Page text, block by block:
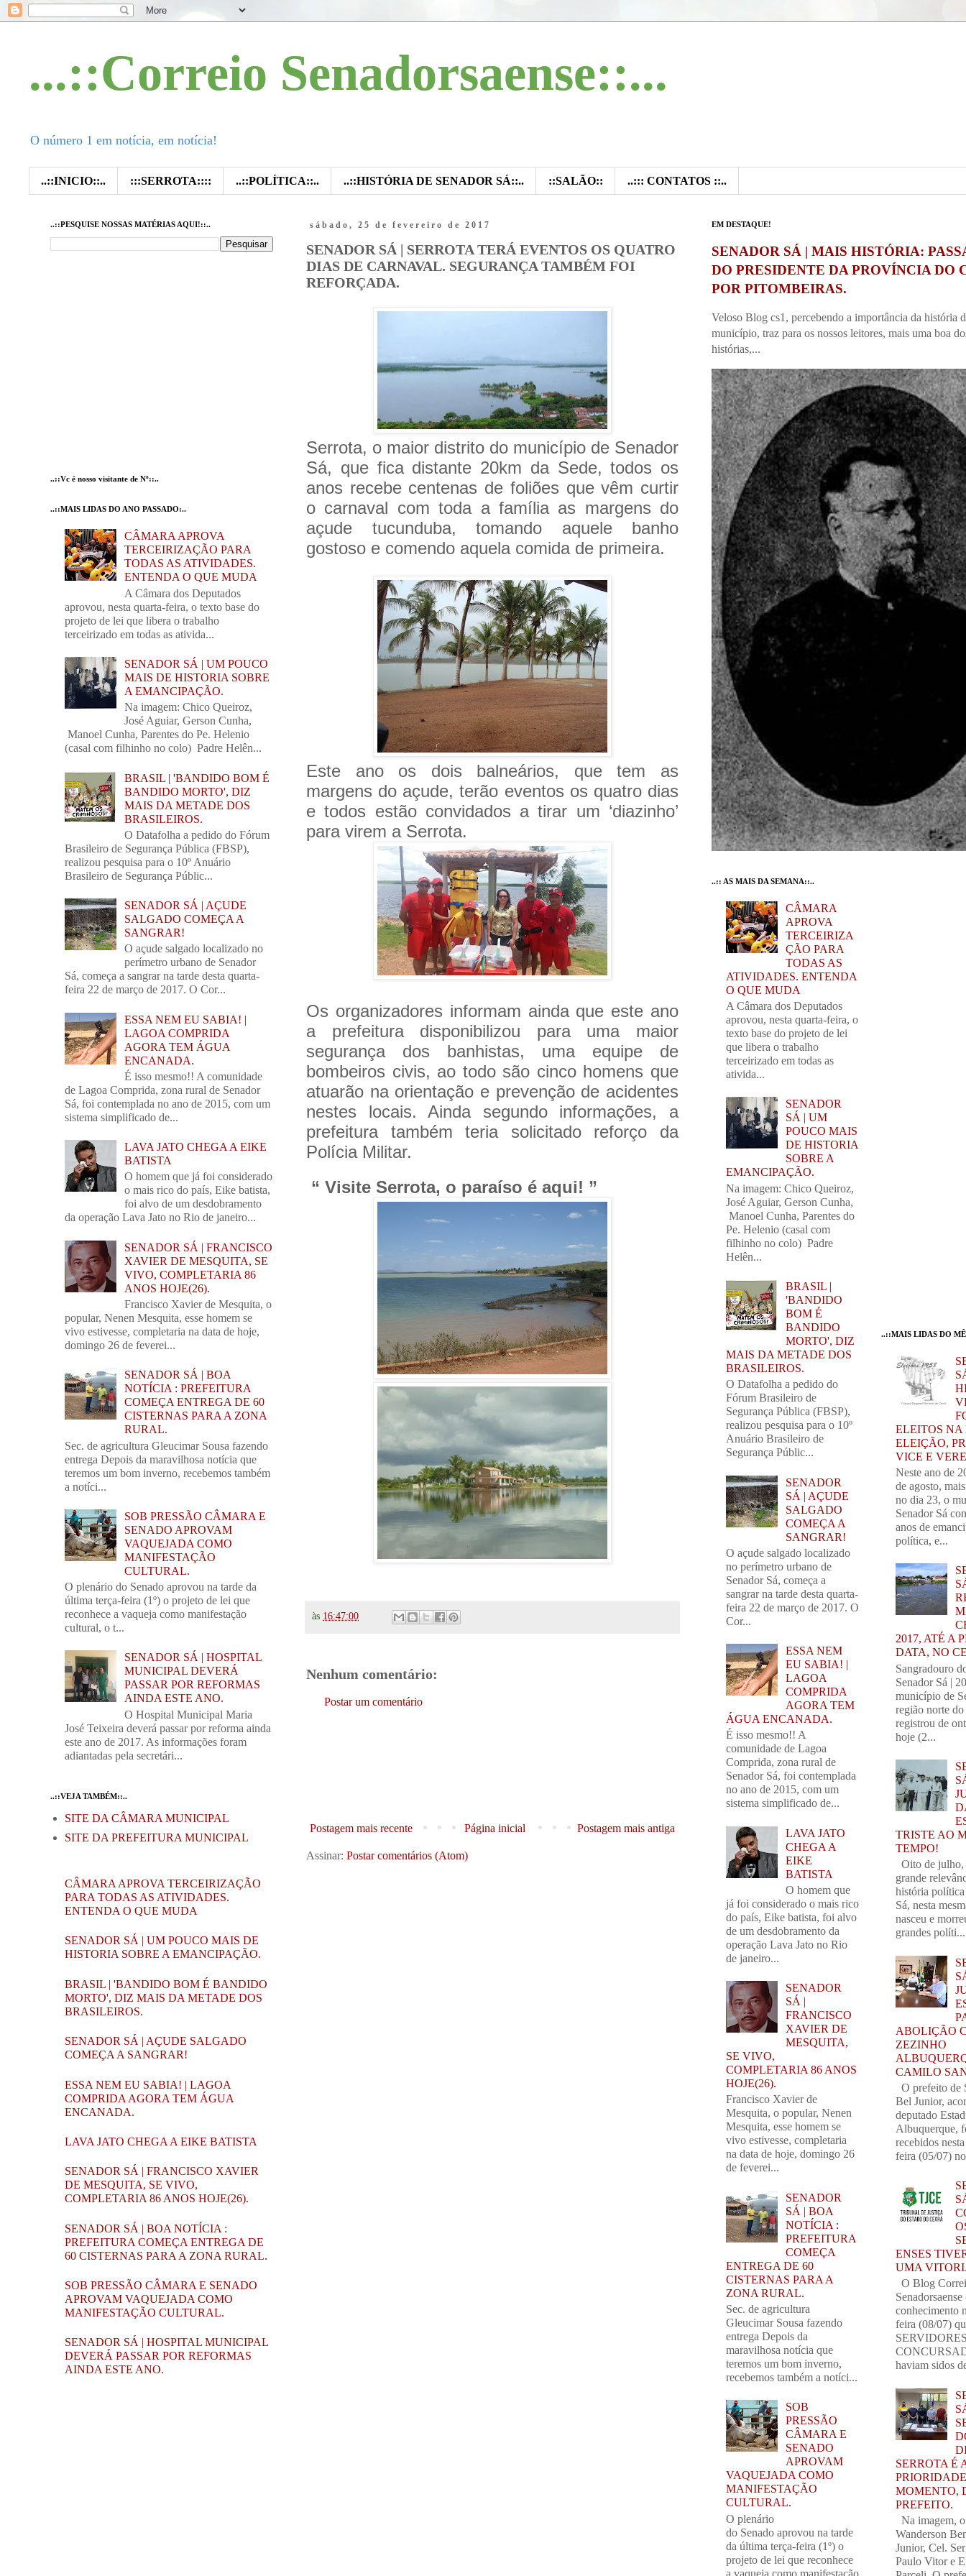
...::Correio Senadorsaense::...
O número 1 em notícia, em notícia!
..::INICIO::.. :::SERROTA:::: ..::POLÍTICA::.. ..::HISTÓRIA DE SENADOR SÁ::.. ::SALÃO:: ..::: CONTATOS ::..
sábado, 25 de fevereiro de 2017
SENADOR SÁ | SERROTA TERÁ EVENTOS OS QUATRO
DIAS DE CARNAVAL. SEGURANÇA TAMBÉM FOI
REFORÇADA.
Serrota, o maior distrito do município de Senador
Sá, que fica distante 20km da Sede, todos os
anos recebe centenas de foliões que vêm curtir
o carnaval com toda a família as margens do
açude tucunduba, tomando aquele banho
gostoso e comendo aquela comida de primeira.
Este ano os dois balneários, que tem as
margens do açude, terão eventos os quatro dias
e todos estão convidados a tirar um ‘diazinho’
para virem a Serrota.
Os organizadores informam ainda que este ano
a prefeitura disponibilizou para uma maior
segurança dos banhistas, uma equipe de
bombeiros civis, ao todo são cinco homens que
atuarão na orientação e prevenção de acidentes
nestes locais. Ainda segundo informações, a
prefeitura também teria solicitado reforço da
Polícia Militar.
“ Visite Serrota, o paraíso é aqui! ”
às 16:47:00
Nenhum comentário:
Postar um comentário
Postagem mais recente Postagem mais antiga
Página inicial
Assinar: Postar comentários (Atom)
..::PESQUISE NOSSAS MATÉRIAS AQUI!::..
..::Vc é nosso visitante de Nº::..
..::MAIS LIDAS DO ANO PASSADO:..
CÂMARA APROVA
TERCEIRIZAÇÃO PARA
TODAS AS ATIVIDADES.
ENTENDA O QUE MUDA
A Câmara dos Deputados
aprovou, nesta quarta-feira, o texto base do
projeto de lei que libera o trabalho
terceirizado em todas as ativida...
SENADOR SÁ | UM POUCO
MAIS DE HISTORIA SOBRE
A EMANCIPAÇÃO.
Na imagem: Chico Queiroz,
José Aguiar, Gerson Cunha,
Manoel Cunha, Parentes do Pe. Helenio
(casal com filhinho no colo) Padre Helên...
BRASIL | 'BANDIDO BOM É
BANDIDO MORTO', DIZ
MAIS DA METADE DOS
BRASILEIROS.
O Datafolha a pedido do Fórum
Brasileiro de Segurança Pública (FBSP),
realizou pesquisa para o 10º Anuário
Brasileiro de Segurança Públic...
SENADOR SÁ | AÇUDE
SALGADO COMEÇA A
SANGRAR!
O açude salgado localizado no
perímetro urbano de Senador
Sá, começa a sangrar na tarde desta quarta-
feira 22 de março de 2017. O Cor...
ESSA NEM EU SABIA! |
LAGOA COMPRIDA
AGORA TEM ÁGUA
ENCANADA.
É isso mesmo!! A comunidade
de Lagoa Comprida, zona rural de Senador
Sá, foi contemplada no ano de 2015, com um
sistema simplificado de...
LAVA JATO CHEGA A EIKE
BATISTA
O homem que já foi considerado
o mais rico do país, Eike batista,
foi alvo de um desdobramento
da operação Lava Jato no Rio de janeiro...
SENADOR SÁ | FRANCISCO
XAVIER DE MESQUITA, SE
VIVO, COMPLETARIA 86
ANOS HOJE(26).
Francisco Xavier de Mesquita, o
popular, Nenen Mesquita, esse homem se
vivo estivesse, completaria na data de hoje,
domingo 26 de feverei...
SENADOR SÁ | BOA
NOTÍCIA : PREFEITURA
COMEÇA ENTREGA DE 60
CISTERNAS PARA A ZONA
RURAL.
Sec. de agricultura Gleucimar Sousa fazendo
entrega Depois da maravilhosa notícia que
teremos um bom inverno, recebemos também
a notíci...
SOB PRESSÃO CÂMARA E
SENADO APROVAM
VAQUEJADA COMO
MANIFESTAÇÃO
CULTURAL.
O plenário do Senado aprovou na tarde da
última terça-feira (1º) o projeto de lei que
reconhece a vaqueja como manifestação
cultural, o t...
SENADOR SÁ | HOSPITAL
MUNICIPAL DEVERÁ
PASSAR POR REFORMAS
AINDA ESTE ANO.
O Hospital Municipal Maria
José Teixeira deverá passar por reforma ainda
este ano de 2017. As informações foram
adiantadas pela secretári...
..::VEJA TAMBÉM::..
SITE DA CÂMARA MUNICIPAL
SITE DA PREFEITURA MUNICIPAL
CÂMARA APROVA TERCEIRIZAÇÃO
PARA TODAS AS ATIVIDADES.
ENTENDA O QUE MUDA
SENADOR SÁ | UM POUCO MAIS DE
HISTORIA SOBRE A EMANCIPAÇÃO.
BRASIL | 'BANDIDO BOM É BANDIDO
MORTO', DIZ MAIS DA METADE DOS
BRASILEIROS.
SENADOR SÁ | AÇUDE SALGADO
COMEÇA A SANGRAR!
ESSA NEM EU SABIA! | LAGOA
COMPRIDA AGORA TEM ÁGUA
ENCANADA.
LAVA JATO CHEGA A EIKE BATISTA
SENADOR SÁ | FRANCISCO XAVIER
DE MESQUITA, SE VIVO,
COMPLETARIA 86 ANOS HOJE(26).
SENADOR SÁ | BOA NOTÍCIA :
PREFEITURA COMEÇA ENTREGA DE
60 CISTERNAS PARA A ZONA RURAL.
SOB PRESSÃO CÂMARA E SENADO
APROVAM VAQUEJADA COMO
MANIFESTAÇÃO CULTURAL.
SENADOR SÁ | HOSPITAL MUNICIPAL
DEVERÁ PASSAR POR REFORMAS
AINDA ESTE ANO.
EM DESTAQUE!
SENADOR SÁ | MAIS HISTÓRIA:
DO PRESIDENTE DA PROVÍNCIA DO
POR PITOMBEIRAS.
Veloso Blog cs1, percebendo a importância da história
município, traz para os nossos leitores, mais uma boa
histórias,...
..:: AS MAIS DA SEMANA::..
CÂMARA
APROVA
TERCEIRIZA
ÇÃO PARA
TODAS AS
ATIVIDADES. ENTENDA
O QUE MUDA
A Câmara dos Deputados
aprovou, nesta quarta-feira, o
texto base do projeto de lei
que libera o trabalho
terceirizado em todas as
ativida...
SENADOR
SÁ | UM
POUCO MAIS
DE HISTORIA
SOBRE A
EMANCIPAÇÃO.
Na imagem: Chico Queiroz,
José Aguiar, Gerson Cunha,
Manoel Cunha, Parentes do
Pe. Helenio (casal com
filhinho no colo) Padre
Helên...
BRASIL |
'BANDIDO
BOM É
BANDIDO
MORTO', DIZ
MAIS DA METADE DOS
BRASILEIROS.
O Datafolha a pedido do
Fórum Brasileiro de
Segurança Pública (FBSP),
realizou pesquisa para o 10º
Anuário Brasileiro de
Segurança Públic...
SENADOR
SÁ | AÇUDE
SALGADO
COMEÇA A
SANGRAR!
O açude salgado localizado
no perímetro urbano de
Senador Sá, começa a
sangrar na tarde desta quarta-
feira 22 de março de 2017. O
Cor...
ESSA NEM
EU SABIA! |
LAGOA
COMPRIDA
AGORA TEM
ÁGUA ENCANADA.
É isso mesmo!! A
comunidade de Lagoa
Comprida, zona rural de
Senador Sá, foi contemplada
no ano de 2015, com um
sistema simplificado de...
LAVA JATO
CHEGA A
EIKE
BATISTA
O homem que
já foi considerado o mais rico
do país, Eike batista, foi alvo
de um desdobramento da
operação Lava Jato no Rio
de janeiro...
SENADOR
SÁ |
FRANCISCO
XAVIER DE
MESQUITA,
SE VIVO,
COMPLETARIA 86 ANOS
HOJE(26).
Francisco Xavier de
Mesquita, o popular, Nenen
Mesquita, esse homem se
vivo estivesse, completaria
na data de hoje, domingo 26
de feverei...
SENADOR
SÁ | BOA
NOTÍCIA :
PREFEITURA
COMEÇA
ENTREGA DE 60
CISTERNAS PARA A
ZONA RURAL.
Sec. de agricultura
Gleucimar Sousa fazendo
entrega Depois da
maravilhosa notícia que
teremos um bom inverno,
recebemos também a notíci...
SOB
PRESSÃO
CÂMARA E
SENADO
APROVAM
VAQUEJADA COMO
MANIFESTAÇÃO
CULTURAL.
O plenário
do Senado aprovou na tarde
da última terça-feira (1º) o
projeto de lei que reconhece
a vaqueja como manifestação
..::MAIS LIDAS DO
ELEITOS NA
ELEIÇÃO,
VICE E
Neste ano de
de agosto,
no dia 23, o
Senador Sá
anos de
política, e...
2017, ATÉ A
DATA, NO
Sangradouro
Senador Sá |
município de
região norte do
registrou de
hoje (2...
TRISTE AO
TEMPO!
Oito de julho,
grande
história
Sá, nesta
nasceu e
grandes políti...
ABOLIÇÃO
ZEZINHO
CAMILO
O prefeito de
Bel Junior,
deputado
Albuquerque,
recebidos
feira (05/07)
ENSES
UMA
O Blog
conhecimento
feira (08/07)
haviam sidos
SERROTA É
MOMENTO,
PREFEITO.
Na imagem,
Wanderson
Junior, Cel.
Paulo Vitor e